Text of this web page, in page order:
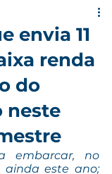
envia 11
renda
do
neste
embarcar, no
ainda este ano;